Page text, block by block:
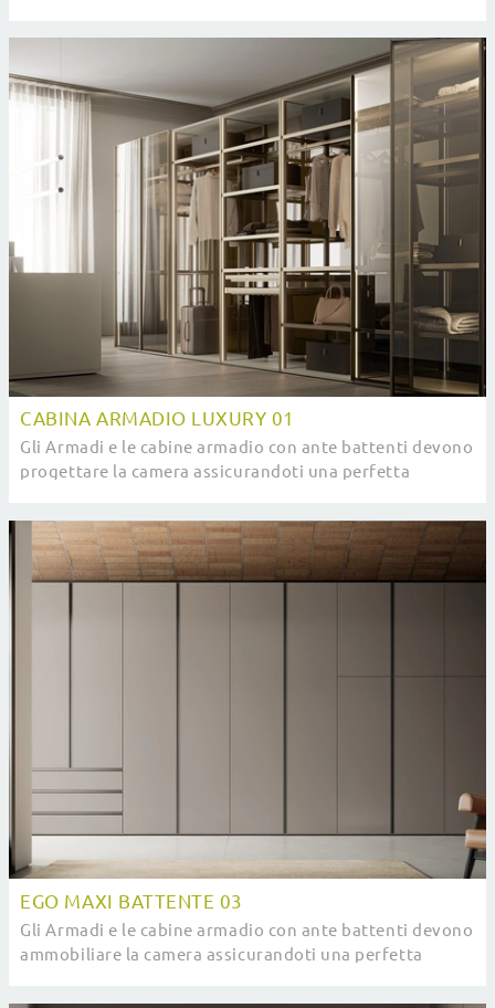
CABINA ARMADIO LUXURY 01
Gli Armadi e le cabine armadio con ante battenti devono
progettare la camera assicurandoti una perfetta
EGO MAXI BATTENTE 03
Gli Armadi e le cabine armadio con ante battenti devono
ammobiliare la camera assicurandoti una perfetta